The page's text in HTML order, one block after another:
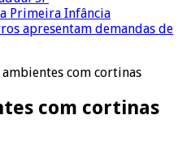
Primeira Infância
apresentam demandas de
com cortinas
com cortinas